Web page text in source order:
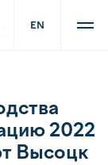
EN
2022
Высоцк